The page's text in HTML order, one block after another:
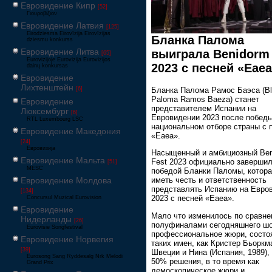
Евровидение Кипр [52]
Γιουροβίζιον
Евровидение Латвия [125]
Eirodziesma Eirovīzija Eirovīzijas
dziesmu konkurss
Евровидение Литва [65]
Eurovizijoje Eurovizija Eurovizijos
dainų konkursas
Евровидение
Лихтенштейн [6]
Евровидение
Люксембург [6]
RTL Luxembourg LSC
Евровидение Македония
[24]
Евровизија
Евровидение Мальта [51]
MESC
Евровидение Молдова
[134]
Concursul Muzical Eurovision
Евровидение
Нидерланды [26]
Eurovisie Songfestival
Евровидение Норвегия
[39]
Eurosong Sang Ryddesalg Nrk Melodi
Grand Prix
Бланка Палома
выиграла Benidorm
2023 с песней
Бланка Палома Рамос Баэса
Paloma Ramos Baeza) станет
представителем Испании на
Евровидении 2023 после
национальном отборе страны с
«Eaea».
Насыщенный и амбициозный
Fest 2023 официально
победой Бланки Паломы,
иметь честь и ответственность
представлять Испанию на
2023 с песней «Eaea».
Мало что изменилось по
полуфиналами сегодняшнего
профессиональное жюри,
таких имен, как Кристер
Швеции и Нина (Испания, 1989),
50% решения, в то время как